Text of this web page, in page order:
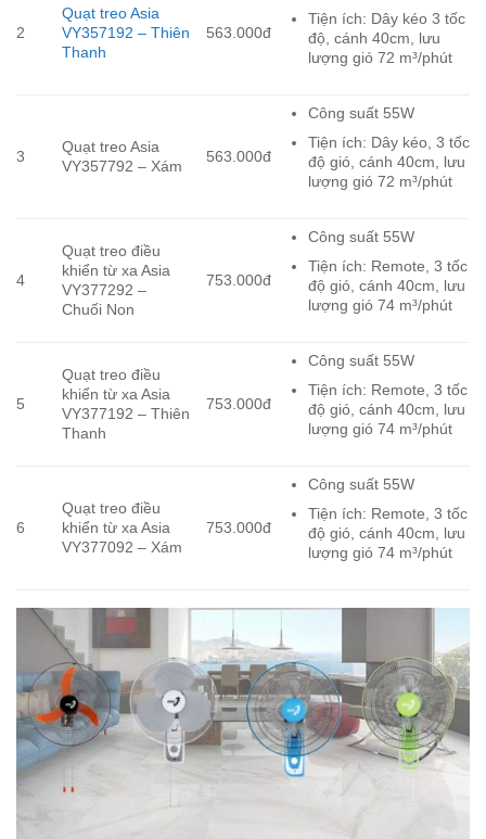
2
Quạt treo Asia
VY357192 – Thiên
Thanh
563.000đ
Tiện ích: Dây kéo 3 tốc
độ, cánh 40cm, lưu
lượng gió 72 m³/phút
3
Quạt treo Asia
VY357792 – Xám
563.000đ
Công suất 55W
Tiện ích: Dây kéo, 3 tốc
độ gió, cánh 40cm, lưu
lượng gió 72 m³/phút
4
Quạt treo điều
khiển từ xa Asia
VY377292 –
Chuối Non
753.000đ
Công suất 55W
Tiện ích: Remote, 3 tốc
độ gió, cánh 40cm, lưu
lượng gió 74 m³/phút
5
Quạt treo điều
khiển từ xa Asia
VY377192 – Thiên
Thanh
753.000đ
Công suất 55W
Tiện ích: Remote, 3 tốc
độ gió, cánh 40cm, lưu
lượng gió 74 m³/phút
6
Quạt treo điều
khiển từ xa Asia
VY377092 – Xám
753.000đ
Công suất 55W
Tiện ích: Remote, 3 tốc
độ gió, cánh 40cm, lưu
lượng gió 74 m³/phút